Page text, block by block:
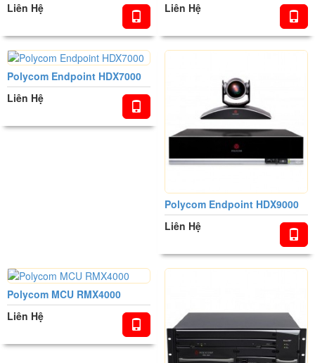
Liên Hệ
Liên Hệ
Polycom Endpoint HDX7000
Liên Hệ
Polycom Endpoint HDX9000
Liên Hệ
Polycom MCU RMX4000
Liên Hệ